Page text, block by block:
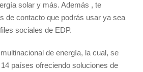
solar y más. Además , te
de contacto que podrás usar ya sea
sociales de EDP.
de energía, la cual, se
países ofreciendo soluciones de